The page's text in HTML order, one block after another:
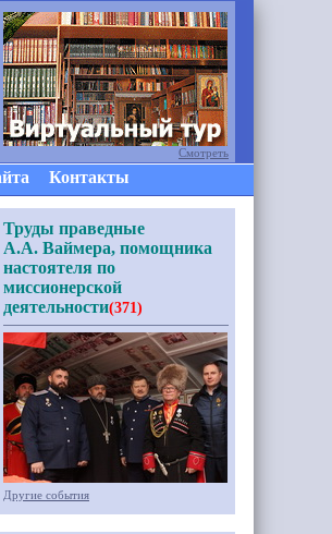
Контакты
Смотреть
Труды праведные
А.А. Ваймера, помощника
настоятеля по
миссионерской
деятельности(371)
Другие события